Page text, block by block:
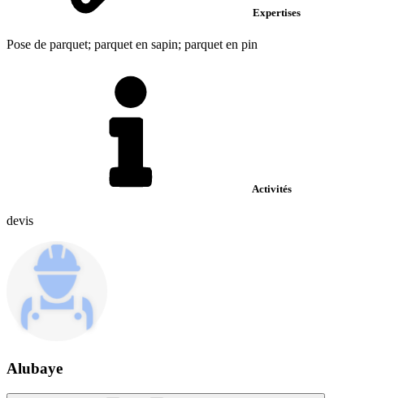
Expertises
Pose de parquet; parquet en sapin; parquet en pin
Activités
devis
Alubaye